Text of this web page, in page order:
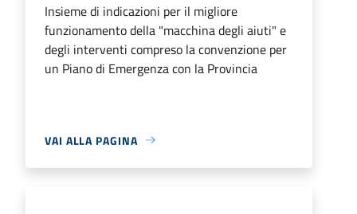
Insieme di indicazioni per il migliore
funzionamento della "macchina degli aiuti" e
degli interventi compreso la convenzione per
un Piano di Emergenza con la Provincia
VAI ALLA PAGINA